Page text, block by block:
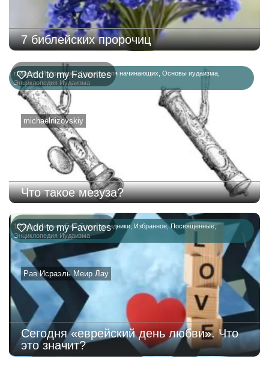
7 библейских пророчиц
главная,Избранное,Иудаизм для начинающих Основы иудаизма
Энциклопедия Иудаизма
michaelnizovskiy
Add to my Favorites
Что такое мезуза?
15 ава,главная,Еврейские праздники, Избранное,Посвященные,
Энциклопедия Иудаизма
Рав Исраэль Меир Лау
Add to my Favorites
Сегодня «еврейский день любви». Что
это значит?